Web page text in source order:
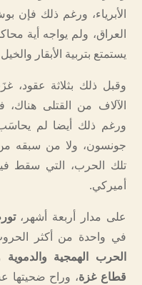
الأبرياء، ورغم ذلك
العراق، ولم يواجه أية
يستمتع بتربية الأبقار
وقبل ذلك بثلاثة عقود،
الآلاف من القتلى
ورغم ذلك أيضا لم يحاسَب
جونسون، ولا من سبقه من
تلك الحرب، التي سقط
أميركي.
على مدار أربعة أشهر،
في واحدة من أكثر
الحرب الهمجية
قطاع غزة، وراح ضحيتها